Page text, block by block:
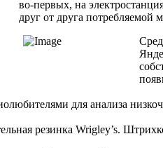
во-первых, на
друг от друга потребляемой
для анализа
резинка Wrigley’s.